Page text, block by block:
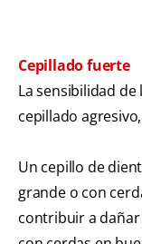
Cepillado fuerte
La sensibilidad
cepillado
Un cepillo de
grande o con
contribuir a dañar